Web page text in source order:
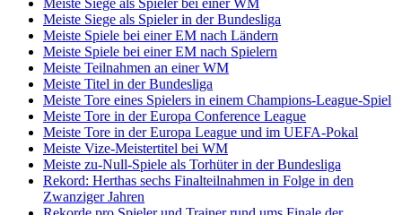
Meiste Siege als Spieler in der Bundesliga
Meiste Spiele bei einer EM nach Ländern
Meiste Spiele bei einer EM nach Spielern
Meiste Teilnahmen an einer WM
Meiste Titel in der Bundesliga
Meiste Tore eines Spielers in einem Champions-League-Spiel
Meiste Tore in der Europa Conference League
Meiste Tore in der Europa League und im UEFA-Pokal
Meiste Vize-Meistertitel bei WM
Meiste zu-Null-Spiele als Torhüter in der Bundesliga
Rekord: Herthas sechs Finalteilnahmen in Folge in den
Zwanziger Jahren